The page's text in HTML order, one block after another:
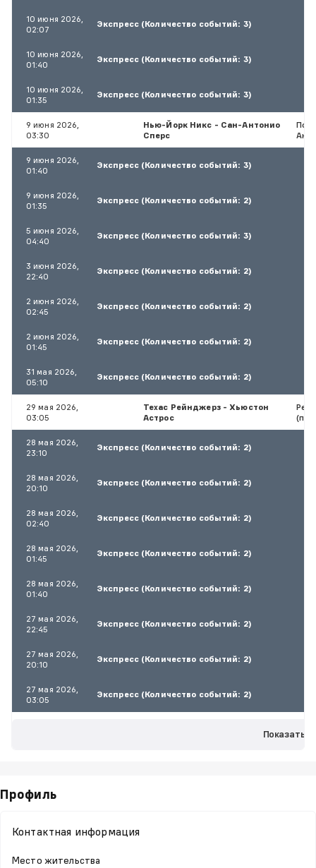
10 июня 2026,
02:07
Экспресс (Количество событий: 3)
10 июня 2026,
01:40
Экспресс (Количество событий: 3)
10 июня 2026,
01:35
Экспресс (Количество событий: 3)
9 июня 2026,
03:30
Нью-Йорк Никс - Сан-Антонио
Сперс
9 июня 2026,
01:40
Экспресс (Количество событий: 3)
9 июня 2026,
01:35
Экспресс (Количество событий: 2)
5 июня 2026,
04:40
Экспресс (Количество событий: 3)
3 июня 2026,
22:40
Экспресс (Количество событий: 2)
2 июня 2026,
02:45
Экспресс (Количество событий: 2)
2 июня 2026,
01:45
Экспресс (Количество событий: 2)
31 мая 2026,
05:10
Экспресс (Количество событий: 2)
29 мая 2026,
03:05
Техас Рейнджерз - Хьюстон
Астрос
28 мая 2026,
23:10
Экспресс (Количество событий: 2)
28 мая 2026,
20:10
Экспресс (Количество событий: 2)
28 мая 2026,
02:40
Экспресс (Количество событий: 2)
28 мая 2026,
01:45
Экспресс (Количество событий: 2)
28 мая 2026,
01:40
Экспресс (Количество событий: 2)
27 мая 2026,
22:45
Экспресс (Количество событий: 2)
27 мая 2026,
20:10
Экспресс (Количество событий: 2)
27 мая 2026,
03:05
Экспресс (Количество событий: 2)
Показать
Профиль
Контактная информация
Место жительства